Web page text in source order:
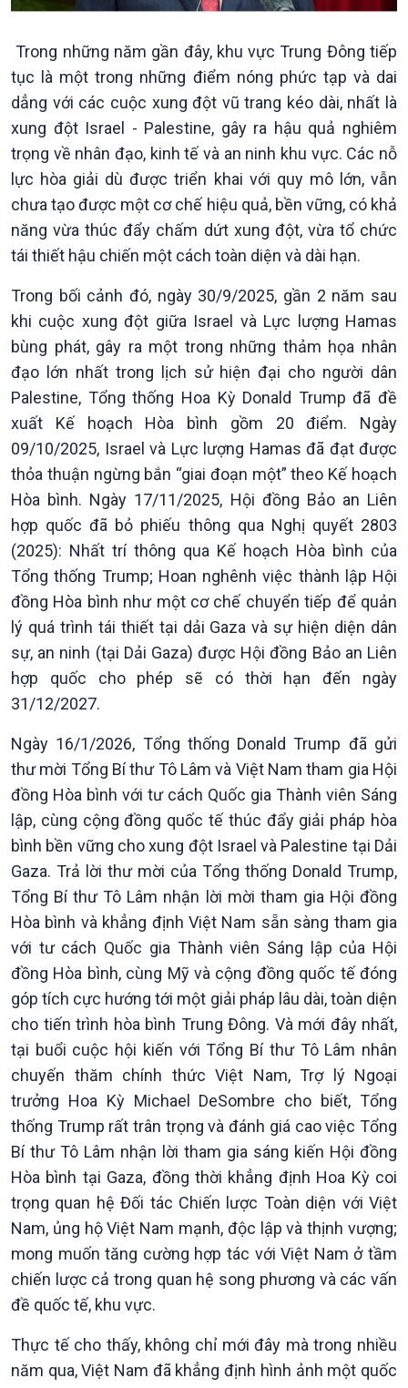
Chính trị
Tin Chính trị
Chính phủ với người dân
Quốc hội với cử tri
Xây dựng đảng
Đảng trong cuộc sống
Nhận diện sự thật
Pháp luật và đời sống
Thế giới
Tin thế giới
Vấn đề quốc tế
Hồ sơ sự kiện quốc tế
Thế giới & Việt Nam
Biên cương - Một dải vững
bền
Kinh tế
Tin Kinh tế
Trước giờ mở cửa
Dòng chảy Kinh tế
Sức sống hàng Việt
Khởi nghiệp
Tuyên chiến với gian lận
thương mại
Nông nghiệp & Biển đảo
Tin Nông nghiệp & Biển
đảo
Mùa vàng
Biển đảo Việt Nam
Tâm tình biên giới và hải
đảo
Tìm hiểu biển, đảo Việt
Nam
Trong những năm gần đây, khu vực Trung Đông tiếp
tục là một trong những điểm nóng phức tạp và dai
dẳng với các cuộc xung đột vũ trang kéo dài, nhất là
xung đột Israel - Palestine, gây ra hậu quả nghiêm
trọng về nhân đạo, kinh tế và an ninh khu vực. Các nỗ
lực hòa giải dù được triển khai với quy mô lớn, vẫn
chưa tạo được một cơ chế hiệu quả, bền vững, có khả
năng vừa thúc đẩy chấm dứt xung đột, vừa tổ chức
tái thiết hậu chiến một cách toàn diện và dài hạn.
Trong bối cảnh đó, ngày 30/9/2025, gần 2 năm sau
khi cuộc xung đột giữa Israel và Lực lượng Hamas
bùng phát, gây ra một trong những thảm họa nhân
đạo lớn nhất trong lịch sử hiện đại cho người dân
Palestine, Tổng thống Hoa Kỳ Donald Trump đã đề
xuất Kế hoạch Hòa bình gồm 20 điểm. Ngày
09/10/2025, Israel và Lực lượng Hamas đã đạt được
thỏa thuận ngừng bắn “giai đoạn một” theo Kế hoạch
Hòa bình. Ngày 17/11/2025, Hội đồng Bảo an Liên
hợp quốc đã bỏ phiếu thông qua Nghị quyết 2803
(2025): Nhất trí thông qua Kế hoạch Hòa bình của
Tổng thống Trump; Hoan nghênh việc thành lập Hội
đồng Hòa bình như một cơ chế chuyển tiếp để quản
lý quá trình tái thiết tại dải Gaza và sự hiện diện dân
sự, an ninh (tại Dải Gaza) được Hội đồng Bảo an Liên
hợp quốc cho phép sẽ có thời hạn đến ngày
31/12/2027.
Ngày 16/1/2026, Tổng thống Donald Trump đã gửi
thư mời Tổng Bí thư Tô Lâm và Việt Nam tham gia Hội
đồng Hòa bình với tư cách Quốc gia Thành viên Sáng
lập, cùng cộng đồng quốc tế thúc đẩy giải pháp hòa
bình bền vững cho xung đột Israel và Palestine tại Dải
Gaza. Trả lời thư mời của Tổng thống Donald Trump,
Tổng Bí thư Tô Lâm nhận lời mời tham gia Hội đồng
Hòa bình và khẳng định Việt Nam sẵn sàng tham gia
với tư cách Quốc gia Thành viên Sáng lập của Hội
đồng Hòa bình, cùng Mỹ và cộng đồng quốc tế đóng
góp tích cực hướng tới một giải pháp lâu dài, toàn diện
cho tiến trình hòa bình Trung Đông. Và mới đây nhất,
tại buổi cuộc hội kiến với Tổng Bí thư Tô Lâm nhân
chuyến thăm chính thức Việt Nam, Trợ lý Ngoại
trưởng Hoa Kỳ Michael DeSombre cho biết, Tổng
thống Trump rất trân trọng và đánh giá cao việc Tổng
Bí thư Tô Lâm nhận lời tham gia sáng kiến Hội đồng
Hòa bình tại Gaza, đồng thời khẳng định Hoa Kỳ coi
trọng quan hệ Đối tác Chiến lược Toàn diện với Việt
Nam, ủng hộ Việt Nam mạnh, độc lập và thịnh vượng;
mong muốn tăng cường hợp tác với Việt Nam ở tầm
chiến lược cả trong quan hệ song phương và các vấn
đề quốc tế, khu vực.
Thực tế cho thấy, không chỉ mới đây mà trong nhiều
năm qua, Việt Nam đã khẳng định hình ảnh một quốc